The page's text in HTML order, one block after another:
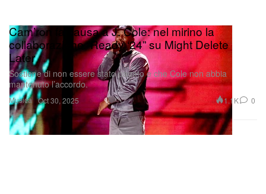
Musica
Cam’ron fa causa a J. Cole: nel mirino la
collaborazione “Ready ‘24” su Might Delete
Later
Sostiene di non essere stato pagato e che Cole non abbia
mantenuto l’accordo.
Oct 30, 2025 1.1K 0